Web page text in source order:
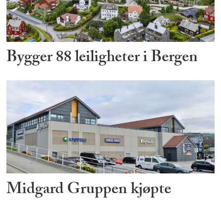
Bygger 88 leiligheter i Bergen
Midgard Gruppen kjøpte